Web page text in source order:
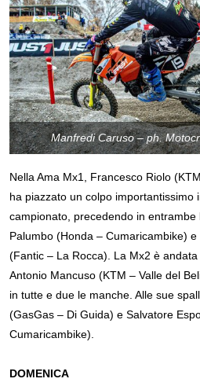
Manfredi Caruso – ph.
Nella Ama Mx1, Francesco Riolo
ha piazzato un colpo importantissimo
campionato, precedendo in entrambe
Palumbo (Honda – Cumaricambike)
(Fantic – La Rocca). La Mx2 è
Antonio Mancuso (KTM – Valle del
in tutte e due le manche. Alle sue
(GasGas – Di Guida) e Salvatore
Cumaricambike).
DOMENICA